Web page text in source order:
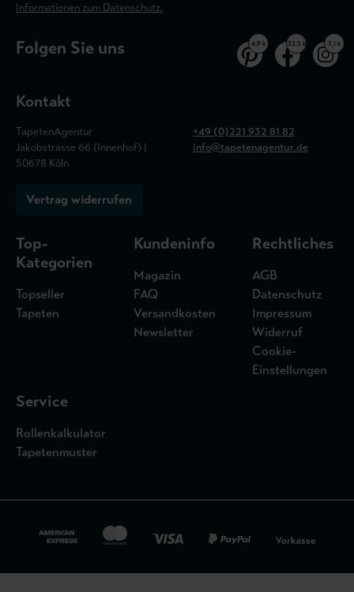
Informationen zum Datenschutz.
Folgen Sie uns 4,9 k 32,5 k 3,1 k
Kontakt
TapetenAgentur
Jakobstrasse 66 (Innenhof) |
50678 Köln
+49 (0)221 932 81 82
info@tapetenagentur.de
Vertrag widerrufen
Top-
Kategorien
Topseller
Tapeten
Kundeninfo
Magazin
FAQ
Versandkosten
Newsletter
Rechtliches
AGB
Datenschutz
Impressum
Widerruf
Cookie-
Einstellungen
Service
Rollenkalkulator
Tapetenmuster